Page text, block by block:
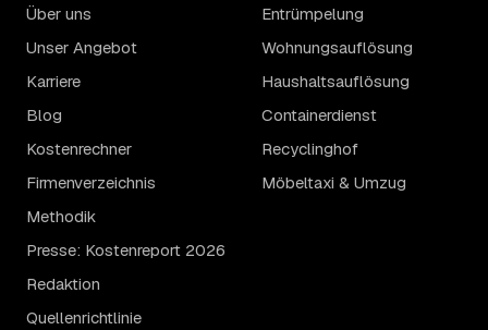
Über uns
Unser Angebot
Karriere
Blog
Kostenrechner
Firmenverzeichnis
Methodik
Presse: Kostenreport 2026
Redaktion
Quellenrichtlinie
Entrümpelung
Wohnungsauflösung
Haushaltsauflösung
Containerdienst
Recyclinghof
Möbeltaxi & Umzug